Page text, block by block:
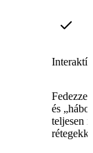
Fedezze
és
teljesen